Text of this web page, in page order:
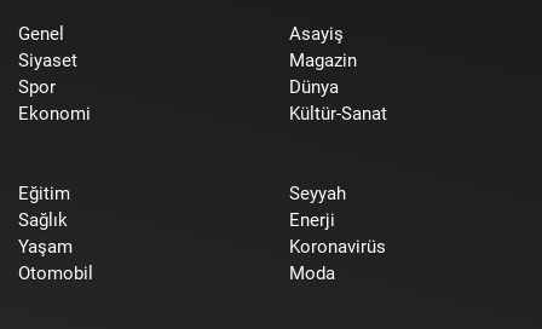
Genel
Siyaset
Spor
Ekonomi
Asayiş
Magazin
Dünya
Kültür-Sanat
Eğitim
Sağlık
Yaşam
Otomobil
Seyyah
Enerji
Koronavirüs
Moda